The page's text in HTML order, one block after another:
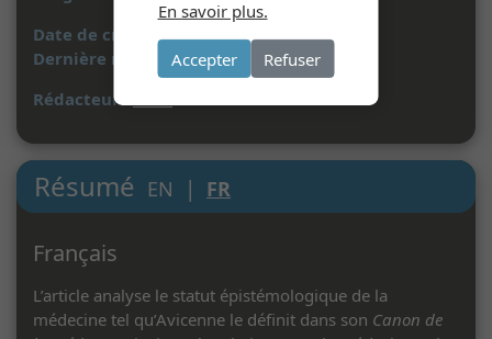
Date de création :
11/06/2025
Dernière mise à jour :08/09/2025
Rédacteur :
Résumé EN | FR
Français
L’article analyse le statut épistémologique de la
médecine tel qu’Avicenne le définit dans son Canon de
En savoir plus.
Accepter Refuser